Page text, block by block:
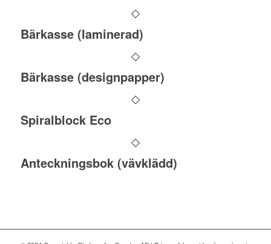
Bärkasse (laminerad)
Bärkasse (designpapper)
Spiralblock Eco
Anteckningsbok (vävklädd)